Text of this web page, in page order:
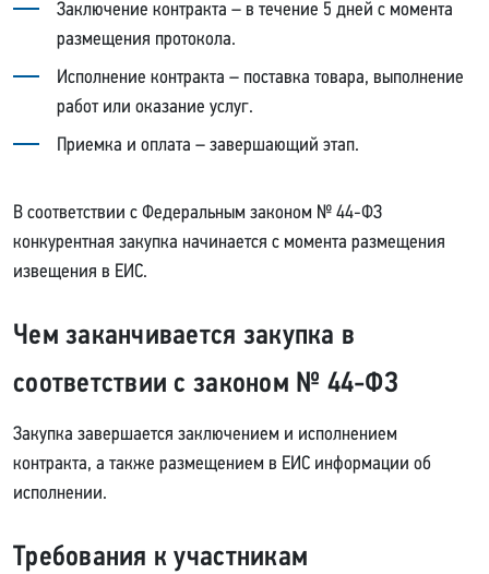
Заключение контракта – в течение 5 дней с момента
размещения протокола.
Исполнение контракта – поставка товара, выполнение
работ или оказание услуг.
Приемка и оплата – завершающий этап.
В соответствии с Федеральным законом № 44-ФЗ
конкурентная закупка начинается с момента размещения
извещения в ЕИС.
Чем заканчивается закупка в
соответствии с законом № 44-ФЗ
Закупка завершается заключением и исполнением
контракта, а также размещением в ЕИС информации об
исполнении.
Требования к участникам